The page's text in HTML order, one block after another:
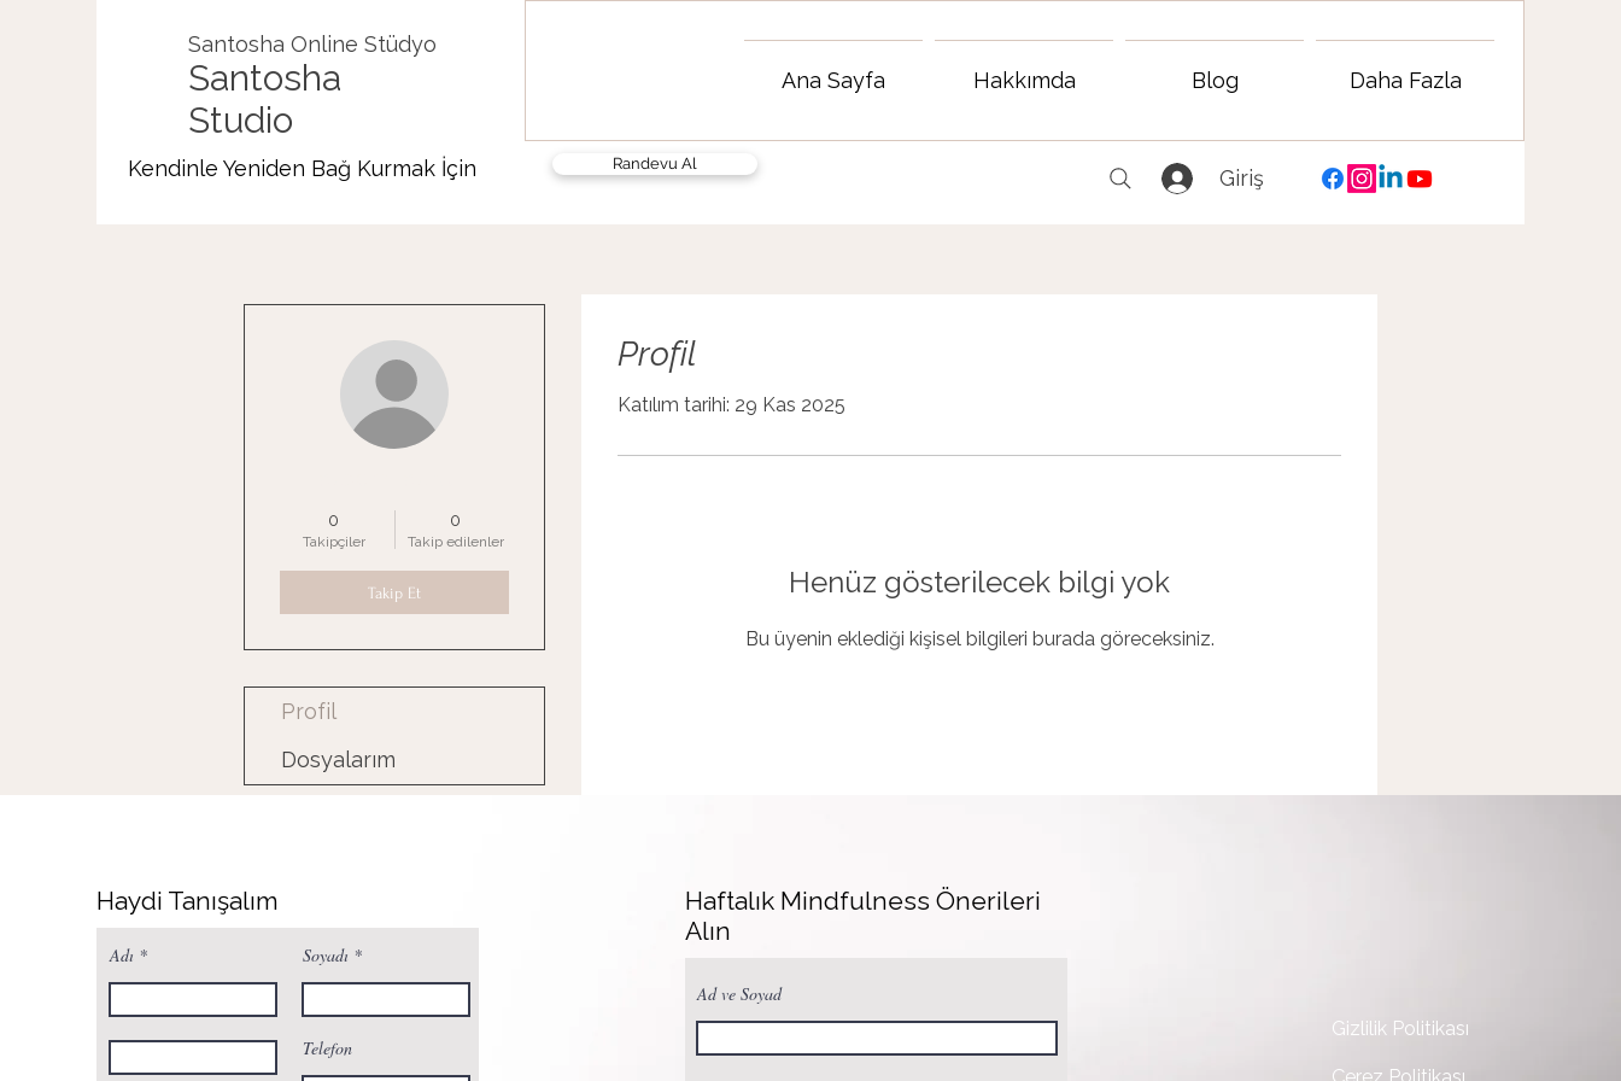
Santosha Online Stüdyo
Santosha
Studio
Ana Sayfa Hakkımda Blog Daha Fazla
Kendinle Yeniden Bağ Kurmak İçin Randevu Al
Giriş
Profil
Katılım tarihi: 29 Kas 2025
Henüz gösterilecek bilgi yok
Bu üyenin eklediği kişisel bilgileri burada göreceksiniz.
0
Takipçiler
0
Takip edilenler
Takip Et
Profil
Dosyalarım
Haydi Tanışalım
Adı Soyadı
Telefon
Haftalık Mindfulness Önerileri
Alın
Ad ve Soyad
Gizlilik Politikası